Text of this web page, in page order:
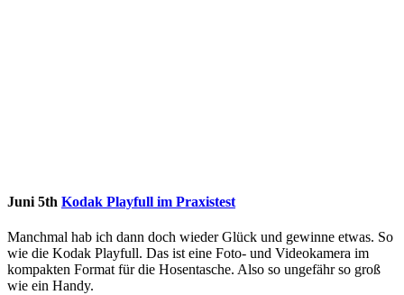
Juni 5th Kodak Playfull im Praxistest
Manchmal hab ich dann doch wieder Glück und gewinne etwas. So
wie die Kodak Playfull. Das ist eine Foto- und Videokamera im
kompakten Format für die Hosentasche. Also so ungefähr so groß
wie ein Handy.